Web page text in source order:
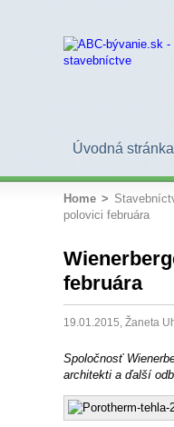
Úvodná stránka
Home >
polovici februára
februára
19.01.2015, Žaneta
Spoločnosť
architekti a ďalší